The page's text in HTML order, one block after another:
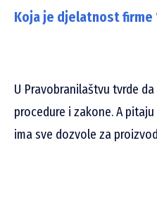
Koja je djelatnost firme
U Pravobranilaštvu tvrde
procedure i zakone. A pitaju
ima sve dozvole za